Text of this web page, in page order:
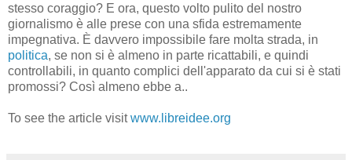
stesso coraggio? E ora, questo volto pulito del nostro
giornalismo è alle prese con una sfida estremamente
impegnativa. È davvero impossibile fare molta strada, in
politica, se non si è almeno in parte ricattabili, e quindi
controllabili, in quanto complici dell'apparato da cui si è stati
promossi? Così almeno ebbe a..
To see the article visitwww.libreidee.org